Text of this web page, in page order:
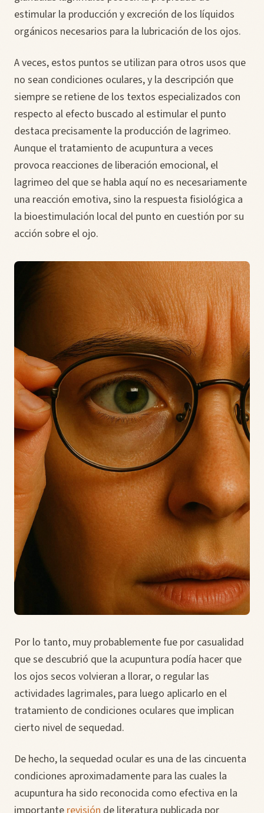
estimular la producción y excreción de los líquidos
orgánicos necesarios para la lubricación de los ojos.
A veces, estos puntos se utilizan para otros usos que
no sean condiciones oculares, y la descripción que
siempre se retiene de los textos especializados con
respecto al efecto buscado al estimular el punto
destaca precisamente la producción de lagrimeo.
Aunque el tratamiento de acupuntura a veces
provoca reacciones de liberación emocional, el
lagrimeo del que se habla aquí no es necesariamente
una reacción emotiva, sino la respuesta fisiológica a
la bioestimulación local del punto en cuestión por su
acción sobre el ojo.
Por lo tanto, muy probablemente fue por casualidad
que se descubrió que la acupuntura podía hacer que
los ojos secos volvieran a llorar, o regular las
actividades lagrimales, para luego aplicarlo en el
tratamiento de condiciones oculares que implican
cierto nivel de sequedad.
De hecho, la sequedad ocular es una de las cincuenta
condiciones aproximadamente para las cuales la
acupuntura ha sido reconocida como efectiva en la